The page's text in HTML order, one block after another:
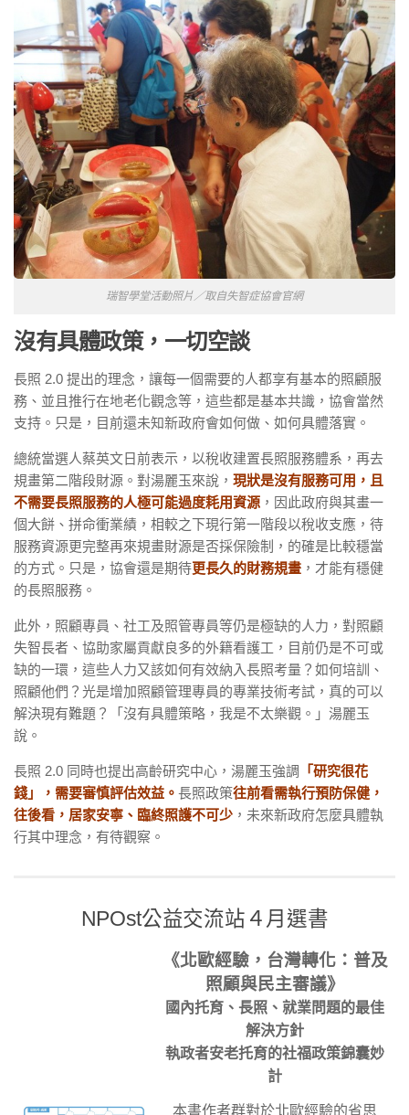
瑞智學堂活動照片／取自失智症協會官網
沒有具體政策，一切空談
長照 2.0 提出的理念，讓每一個需要的人都享有基本的照顧服
務、並且推行在地老化觀念等，這些都是基本共識，協會當然
支持。只是，目前還未知新政府會如何做、如何具體落實。
總統當選人蔡英文日前表示，以稅收建置長照服務體系，再去
規畫第二階段財源。對湯麗玉來說， 現狀是沒有服務可用，且
不需要長照服務的人極可能過度耗用資源 ，因此政府與其畫一
個大餅、拼命衝業績，相較之下現行第一階段以稅收支應，待
服務資源更完整再來規畫財源是否採保險制，的確是比較穩當
的方式。只是，協會還是期待更長久的財務規畫 ，才能有穩健
的長照服務。
此外，照顧專員、社工及照管專員等仍是極缺的人力，對照顧
失智長者、協助家屬貢獻良多的外籍看護工，目前仍是不可或
缺的一環，這些人力又該如何有效納入長照考量？如何培訓、
照顧他們？光是增加照顧管理專員的專業技術考試，真的可以
解決現有難題？「沒有具體策略，我是不太樂觀。」湯麗玉
說。
長照 2.0 同時也提出高齡研究中心，湯麗玉強調
「研究很花
錢」，需要審慎評估效益。 長照政策往前看需執行預防保健，
往後看，居家安寧、臨終照護不可少 ，未來新政府怎麼具體執
行其中理念，有待觀察。
NPOst公益交流站４月選書
《北歐經驗，台灣轉化：普及
照顧與民主審議》
國內托育、長照、就業問題的最佳
解決方針
執政者安老托育的社福政策錦囊妙
計
本書作者群對於北歐經驗的省思